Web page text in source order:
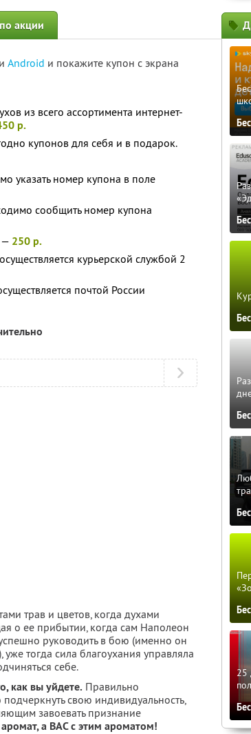
акции
Android и покажите купон с экрана
из всего ассортимента интернет-
р.
купонов для себя и в подарок.
указать номер купона в поле
сообщить номер купона
— 250 р.
курьерской службой 2
почтой России
трав и цветов, когда духами
о ее прибытии, когда сам Наполеон
руководить в бою (именно он
тогда сила благоухания управляла
себе.
как вы уйдете. Правильно
свою индивидуальность,
завоевать признание
а ВАС с этим ароматом!
25